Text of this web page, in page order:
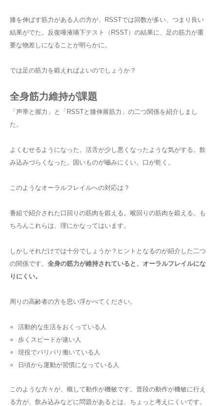
膝を伸ばす筋力がある人の方が、RSSTでは回数が多い、つまり良い
結果がでた。反復唾液嚥下テスト（RSST）の結果に、足の筋力が重
要な物差しになることが明らかに。
では足の筋力を鍛えればよいのでしょうか？
全身筋力維持が課題
「声帯と握力」と「RSSTと膝伸展筋力」の二つ関係を紹介しまし
た。
よくむせるようになった。活舌が少し悪くなったような気がする。飲
み込みづらくなった。固いものが嚙みにくい。口が乾く。
このようなオーラルフレイルへの対応は？
番組で紹介された口回りの筋肉を鍛える。喉回りの筋肉を鍛える。も
ちろんこれらは、理にかなってはいます。
しかしそれだけでは十分でしょうか？ヒントとなるのが紹介した二つ
の関係です。 全身の筋力が維持されていると、オーラルフレイルにな
りにくい。
周りの高齢者の方を思い浮かべてください。
活動的な生活をおくっている人
歩くスピードが速い人
現役でバリバリ働いている人
日頃から運動が習慣になっている人
このような方々が、概して動作が機敏です。普段の動作が機敏に行え
る方が、飲み込みなどに問題があるとは、ちょっと考えにくいです。